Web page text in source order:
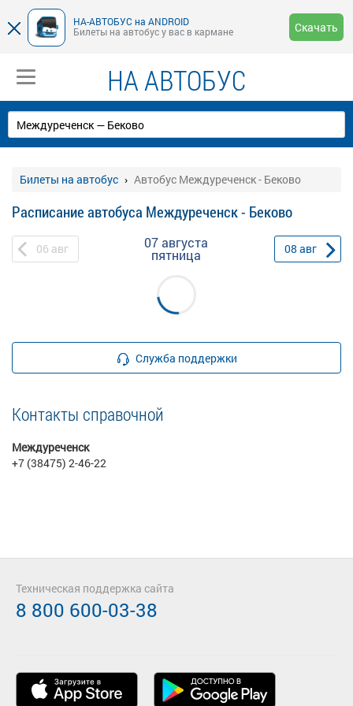
НА-АВТОБУС на ANDROID
Билеты на автобус у вас в кармане
Скачать
НА АВТОБУС
Билеты на автобус Автобус Междуреченск - Беково
Расписание автобуса Междуреченск - Беково
06 авг 07 августа
пятница 08 авг
Служба поддержки
Контакты справочной
Междуреченск
+7 (38475) 2-46-22
Техническая поддержка сайта
8 800 600-03-38